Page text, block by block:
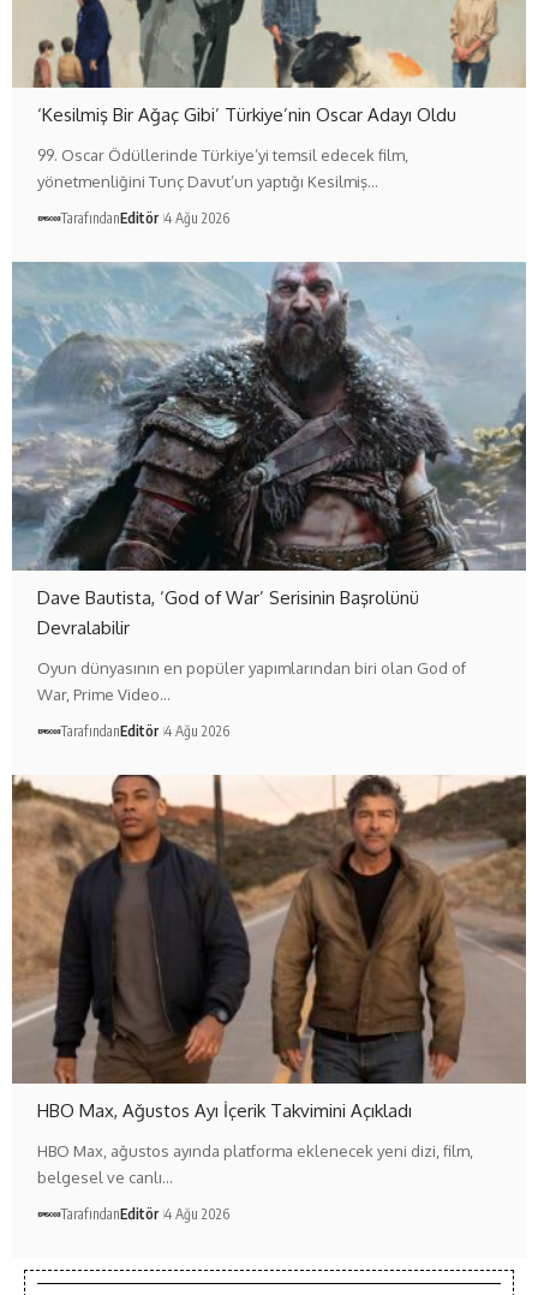
‘Kesilmiş Bir Ağaç Gibi’ Türkiye’nin Oscar Adayı Oldu
99. Oscar Ödüllerinde Türkiye’yi temsil edecek film,
yönetmenliğini Tunç Davut’un yaptığı Kesilmiş…
TarafındanEditör 4 Ağu 2026
Dave Bautista, ‘God of War’ Serisinin Başrolünü
Devralabilir
Oyun dünyasının en popüler yapımlarından biri olan God of
War, Prime Video…
TarafındanEditör 4 Ağu 2026
HBO Max, Ağustos Ayı İçerik Takvimini Açıkladı
HBO Max, ağustos ayında platforma eklenecek yeni dizi, film,
belgesel ve canlı…
TarafındanEditör 4 Ağu 2026